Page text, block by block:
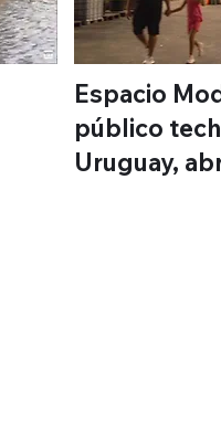
Espacio
público
Uruguay,